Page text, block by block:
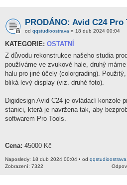
PRODÁNO: Avid C24
od qqstudioostrava » 18 dub 2024 00:04
KATEGORIE: OSTATNÍ
Z důvodu rekonstrukce našeho studia
používáme ve zvukové hale, druhý
halu pro jiné účely (colorgrading).
bliká levý display (viz. druhé foto).
Digidesign Avid C24 je ovládací konzole
stanici, která je navržena tak, aby
softwarem Pro Tools.
Cena: 45000 Kč
Naposledy: 18 dub 2024 00:04 • od qqstudioostrava
Zobrazení: 7322